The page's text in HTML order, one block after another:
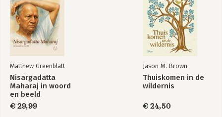
Matthew Greenblatt
Nisargadatta
Maharaj in woord
en beeld
€ 29,99
Jason M. Brown
Thuiskomen in de
wildernis
€ 24,50